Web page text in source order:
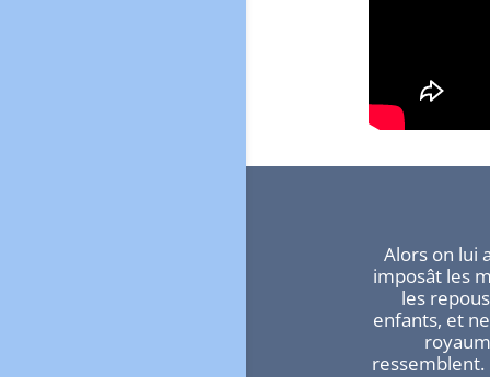
Alors on lui
imposât les
les
enfants, et
ressemblent.